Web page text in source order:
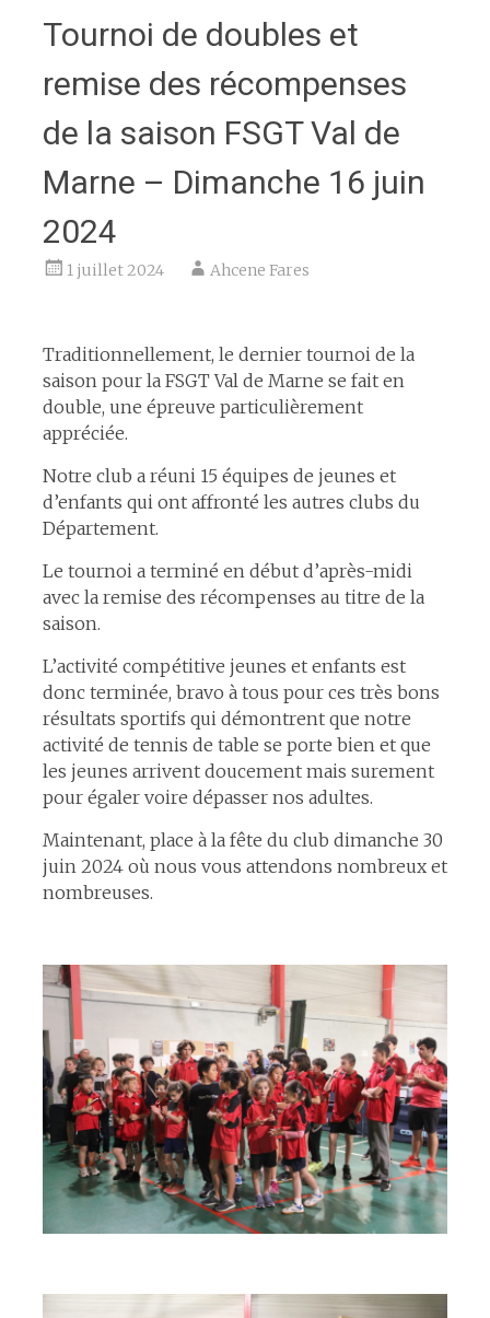
Tournoi de doubles et
remise des récompenses
de la saison FSGT Val de
Marne – Dimanche 16 juin
2024
1 juillet 2024 Ahcene Fares
Traditionnellement, le dernier tournoi de la
saison pour la FSGT Val de Marne se fait en
double, une épreuve particulièrement
appréciée.
Notre club a réuni 15 équipes de jeunes et
d’enfants qui ont affronté les autres clubs du
Département.
Le tournoi a terminé en début d’après-midi
avec la remise des récompenses au titre de la
saison.
L’activité compétitive jeunes et enfants est
donc terminée, bravo à tous pour ces très bons
résultats sportifs qui démontrent que notre
activité de tennis de table se porte bien et que
les jeunes arrivent doucement mais surement
pour égaler voire dépasser nos adultes.
Maintenant, place à la fête du club dimanche 30
juin 2024 où nous vous attendons nombreux et
nombreuses.